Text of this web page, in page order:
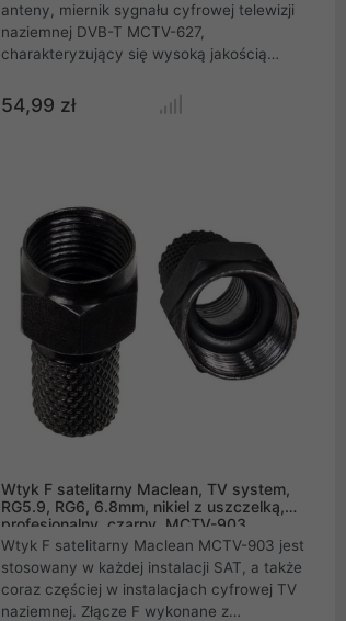
anteny, miernik sygnału cyfrowej telewizji
naziemnej DVB-T MCTV-627,
charakteryzujący się wysoką jakością
miernik sygnału antenowego DVB-T Maclean
MCTV-627 optymalnie ustawisz antenę
odbiór telewizyjnych programów
nadawanych w wysokiej jakości HD (High
Definition).
54,99 zł
Wtyk F satelitarny Maclean, TV system,
RG5.9, RG6, 6.8mm, nikiel z uszczelką,
profesjonalny, czarny, MCTV-903
Wtyk F satelitarny Maclean MCTV-903 jest
stosowany w każdej instalacji SAT, a także
coraz częściej w instalacjach cyfrowej TV
naziemnej. Złącze F wykonane z